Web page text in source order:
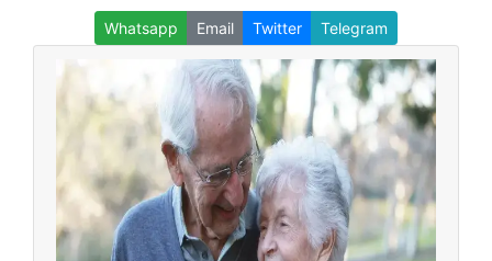
Whatsapp Email Twitter Telegram